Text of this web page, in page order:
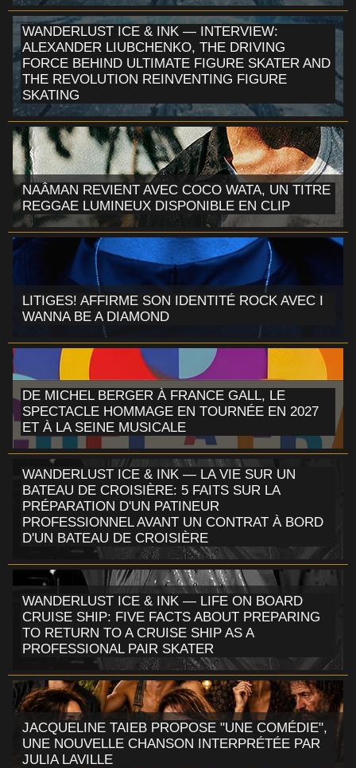
WANDERLUST ICE & INK — INTERVIEW:
ALEXANDER LIUBCHENKO, THE DRIVING
FORCE BEHIND ULTIMATE FIGURE SKATER AND
THE REVOLUTION REINVENTING FIGURE
SKATING
NAÂMAN REVIENT AVEC COCO WATA, UN TITRE
REGGAE LUMINEUX DISPONIBLE EN CLIP
LITIGES! AFFIRME SON IDENTITÉ ROCK AVEC I
WANNA BE A DIAMOND
DE MICHEL BERGER À FRANCE GALL, LE
SPECTACLE HOMMAGE EN TOURNÉE EN 2027
ET À LA SEINE MUSICALE
WANDERLUST ICE & INK — LA VIE SUR UN
BATEAU DE CROISIÈRE: 5 FAITS SUR LA
PRÉPARATION D'UN PATINEUR
PROFESSIONNEL AVANT UN CONTRAT À BORD
D'UN BATEAU DE CROISIÈRE
WANDERLUST ICE & INK — LIFE ON BOARD
CRUISE SHIP: FIVE FACTS ABOUT PREPARING
TO RETURN TO A CRUISE SHIP AS A
PROFESSIONAL PAIR SKATER
JACQUELINE TAIEB PROPOSE "UNE COMÉDIE",
UNE NOUVELLE CHANSON INTERPRÉTÉE PAR
JULIA LAVILLE